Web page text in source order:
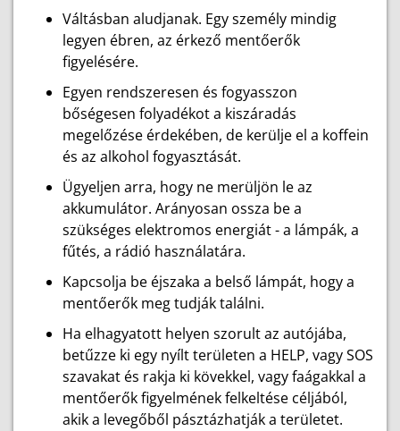
Váltásban aludjanak. Egy személy mindig
legyen ébren, az érkező mentőerők
figyelésére.
Egyen rendszeresen és fogyasszon
bőségesen folyadékot a kiszáradás
megelőzése érdekében, de kerülje el a koffein
és az alkohol fogyasztását.
Ügyeljen arra, hogy ne merüljön le az
akkumulátor. Arányosan ossza be a
szükséges elektromos energiát - a lámpák, a
fűtés, a rádió használatára.
Kapcsolja be éjszaka a belső lámpát, hogy a
mentőerők meg tudják találni.
Ha elhagyatott helyen szorult az autójába,
betűzze ki egy nyílt területen a HELP, vagy SOS
szavakat és rakja ki kövekkel, vagy faágakkal a
mentőerők figyelmének felkeltése céljából,
akik a levegőből pásztázhatják a területet.